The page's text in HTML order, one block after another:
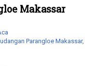
Parangloe Makassar
Pergudangan Parangloe